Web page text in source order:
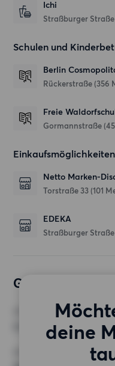
Ichi
Straßburger
Schulen und
Berlin
Rückerstraße (356
Freie
Gormannstraße
Einkaufsmöglichkeiten
Netto Marken-
Torstraße 33 (101
EDEKA
Straßburger
Gewünschte
deine
3 Zimmer
MINDESTANZAHL AN